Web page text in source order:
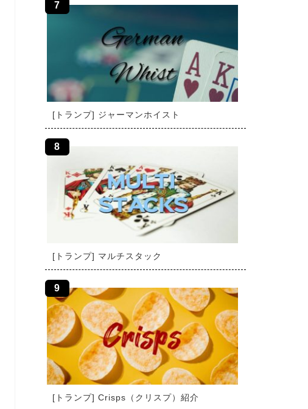
[トランプ] ジャーマンホイスト
[トランプ] マルチスタック
[トランプ] Crisps（クリスプ）紹介